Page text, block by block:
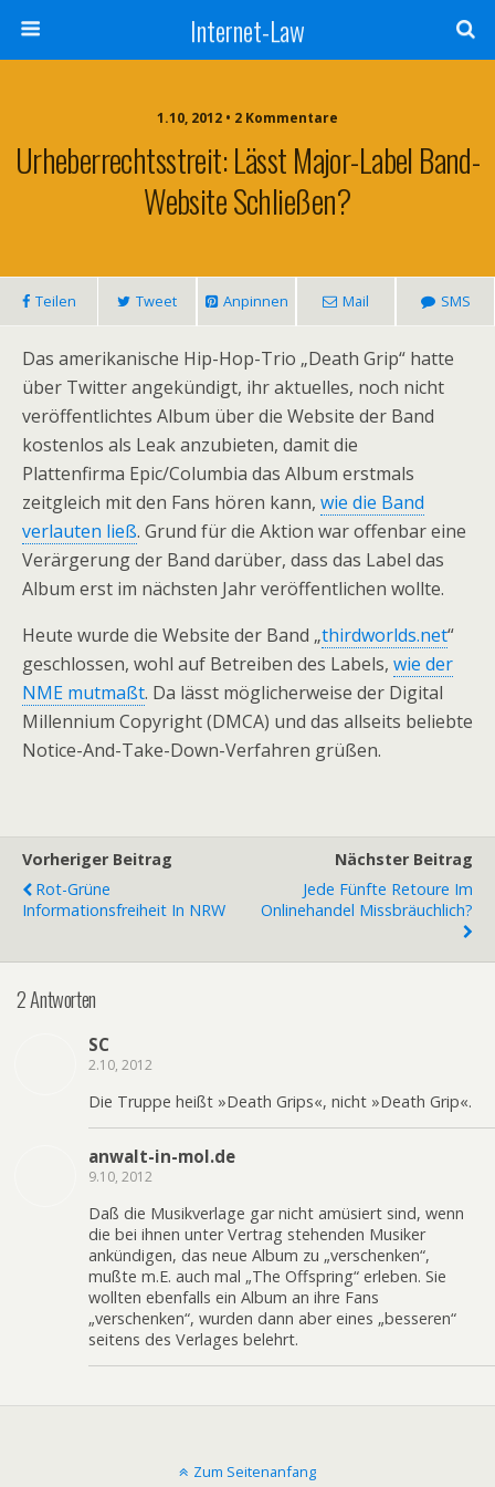
Internet-Law
1.10, 2012 • 2 Kommentare
Urheberrechtsstreit: Lässt Major-Label Band-
Website Schließen?
Teilen Tweet Anpinnen Mail SMS
Das amerikanische Hip-Hop-Trio „Death Grip“ hatte
über Twitter angekündigt, ihr aktuelles, noch nicht
veröffentlichtes Album über die Website der Band
kostenlos als Leak anzubieten, damit die
Plattenfirma Epic/Columbia das Album erstmals
zeitgleich mit den Fans hören kann, wie die Band
verlauten ließ. Grund für die Aktion war offenbar eine
Verärgerung der Band darüber, dass das Label das
Album erst im nächsten Jahr veröffentlichen wollte.
Heute wurde die Website der Band „thirdworlds.net“
geschlossen, wohl auf Betreiben des Labels, wie der
NME mutmaßt. Da lässt möglicherweise der Digital
Millennium Copyright (DMCA) und das allseits beliebte
Notice-And-Take-Down-Verfahren grüßen.
Vorheriger Beitrag
Rot-Grüne
Informationsfreiheit In NRW
Nächster Beitrag
Jede Fünfte Retoure Im
Onlinehandel Missbräuchlich?
2 Antworten
SC
2.10, 2012
Die Truppe heißt »Death Grips«, nicht »Death Grip«.
anwalt-in-mol.de
9.10, 2012
Daß die Musikverlage gar nicht amüsiert sind, wenn
die bei ihnen unter Vertrag stehenden Musiker
ankündigen, das neue Album zu „verschenken“,
mußte m.E. auch mal „The Offspring“ erleben. Sie
wollten ebenfalls ein Album an ihre Fans
„verschenken“, wurden dann aber eines „besseren“
seitens des Verlages belehrt.
Zum Seitenanfang